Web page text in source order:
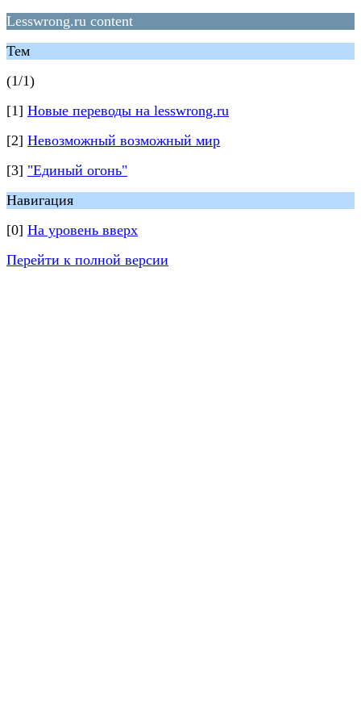
Lesswrong.ru content
Тем
(1/1)
[1] Новые переводы на lesswrong.ru
[2] Невозможный возможный мир
[3] "Единый огонь"
Навигация
[0] На уровень вверх
Перейти к полной версии